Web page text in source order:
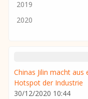
2019
2020
Chinas Jilin macht aus
Hotspot der Industrie
30/12/2020 10:44